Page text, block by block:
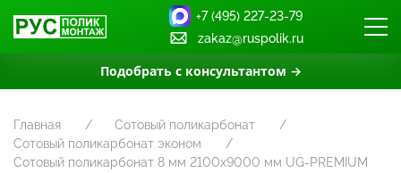
Подобрать с консультантом →
+7 (495) 227-23-79
zakaz@ruspolik.ru
Главная
Сотовый поликарбонат
Сотовый поликарбонат эконом
Сотовый поликарбонат 8 мм 2100х9000 мм UG-PREMIUM